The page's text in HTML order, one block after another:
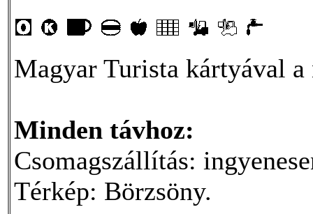
Magyar Turista kártyával
Minden távhoz:
Csomagszállítás:
Térkép: Börzsöny.